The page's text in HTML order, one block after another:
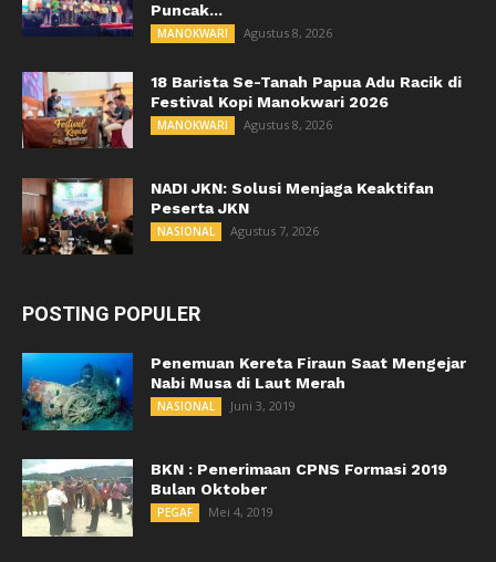
Puncak...
MANOKWARI Agustus 8, 2026
18 Barista Se-Tanah Papua Adu Racik di
Festival Kopi Manokwari 2026
MANOKWARI Agustus 8, 2026
NADI JKN: Solusi Menjaga Keaktifan
Peserta JKN
NASIONAL Agustus 7, 2026
POSTING POPULER
Penemuan Kereta Firaun Saat Mengejar
Nabi Musa di Laut Merah
NASIONAL Juni 3, 2019
BKN : Penerimaan CPNS Formasi 2019
Bulan Oktober
PEGAF Mei 4, 2019